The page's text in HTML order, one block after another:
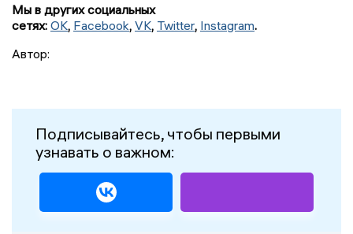
Мы в других социальных
сетях: OK, Facebook, VK, Twitter, Instagram.
Автор:
Подписывайтесь, чтобы первыми
узнавать о важном: